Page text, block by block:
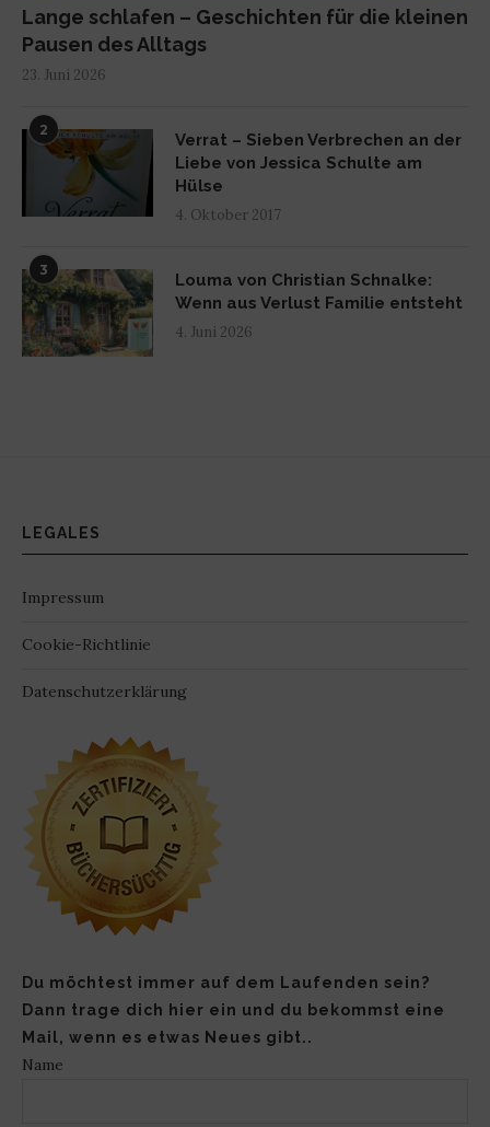
Lange schlafen – Geschichten für die kleinen
Pausen des Alltags
23. Juni 2026
2
Verrat – Sieben Verbrechen an der
Liebe von Jessica Schulte am
Hülse
4. Oktober 2017
3
Louma von Christian Schnalke:
Wenn aus Verlust Familie entsteht
4. Juni 2026
LEGALES
Impressum
Cookie-Richtlinie
Datenschutzerklärung
Du möchtest immer auf dem Laufenden sein?
Dann trage dich hier ein und du bekommst eine
Mail, wenn es etwas Neues gibt..
Name